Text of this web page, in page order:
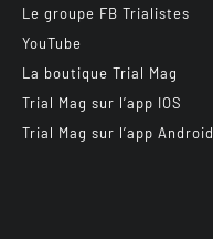
Le groupe FB Trialistes
YouTube
La boutique Trial Mag
Trial Mag sur l’app IOS
Trial Mag sur l’app Android